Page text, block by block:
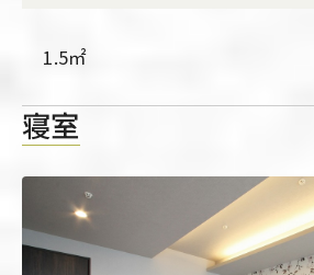
1.5㎡
寝室